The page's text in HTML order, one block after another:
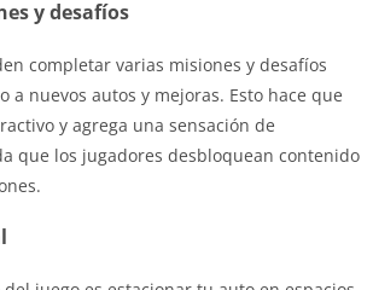
y desafíos
completar varias misiones y desafíos
a nuevos autos y mejoras. Esto hace que
y agrega una sensación de
que los jugadores desbloquean contenido